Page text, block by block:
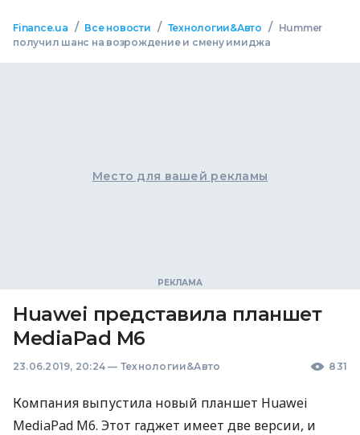
Finance.ua / Все новости / Технологии&Авто /
Hummer
получил шанс на возрождение и смену имиджа
Место для вашей рекламы
Huawei представила планшет
MediaPad M6
23.06.2019, 20:24 — Технологии&Авто 831
Компания выпустила новый планшет Huawei
MediaPad M6. Этот гаджет имеет две версии, и